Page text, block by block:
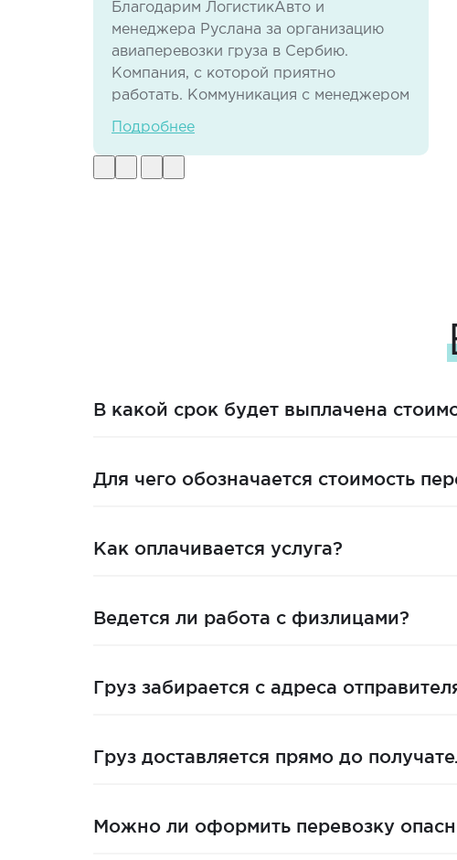
Благодарим ЛогистикАвто и
менеджера Руслана за организацию
авиаперевозки груза в Сербию.
Компания, с которой приятно
работать. Коммуникация с менеджером
на отлично, реакция быстрая, по
И самое важное - своевременная
доставка груза в отличном виде.
Подробнее
В какой срок будет выплачена
Для чего обозначается стоимость
Как оплачивается услуга?
Ведется ли работа с физлицами?
Груз забирается с адреса
Груз доставляется прямо до
Можно ли оформить перевозку